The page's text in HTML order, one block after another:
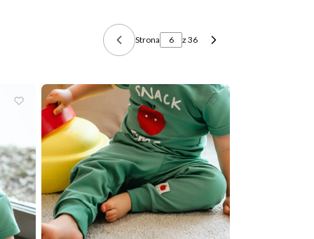
Poprzednie produkty
Strona z 36 Następne produkty